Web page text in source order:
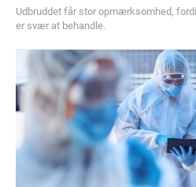
Udbruddet får stor opmærksomhed,
er svær at behandle.